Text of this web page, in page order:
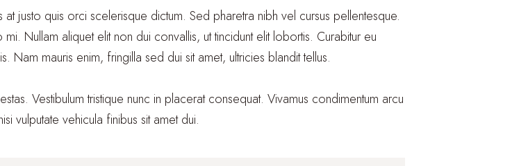
justo quis orci scelerisque dictum. Sed pharetra nibh vel cursus pellentesque.
Nullam aliquet elit non dui convallis, ut tincidunt elit lobortis. Curabitur eu
Nam mauris enim, fringilla sed dui sit amet, ultricies blandit tellus.
Vestibulum tristique nunc in placerat consequat. Vivamus condimentum arcu
vulputate vehicula finibus sit amet dui.